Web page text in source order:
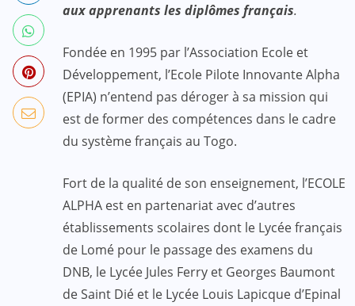
aux apprenants les diplômes français.
Fondée en 1995 par l’Association Ecole et
Développement, l’Ecole Pilote Innovante Alpha
(EPIA) n’entend pas déroger à sa mission qui
est de former des compétences dans le cadre
du système français au Togo.
Fort de la qualité de son enseignement, l’ECOLE
ALPHA est en partenariat avec d’autres
établissements scolaires dont le Lycée français
de Lomé pour le passage des examens du
DNB, le Lycée Jules Ferry et Georges Baumont
de Saint Dié et le Lycée Louis Lapicque d’Epinal